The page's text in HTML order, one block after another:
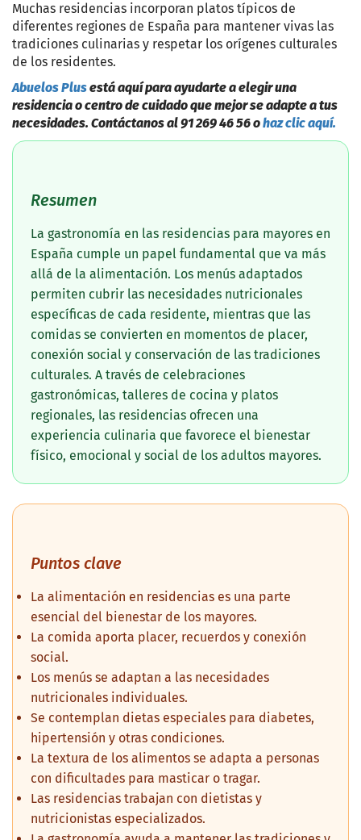
Muchas residencias incorporan platos típicos de
diferentes regiones de España para mantener vivas las
tradiciones culinarias y respetar los orígenes culturales
de los residentes.
Abuelos Plusestá aquí para ayudarte a elegir una
residencia o centro de cuidado que mejor se adapte a tus
necesidades. Contáctanos al 91 269 46 56 ohaz clic aquí.
Resumen
La gastronomía en las residencias para mayores en
España cumple un papel fundamental que va más
allá de la alimentación. Los menús adaptados
permiten cubrir las necesidades nutricionales
específicas de cada residente, mientras que las
comidas se convierten en momentos de placer,
conexión social y conservación de las tradiciones
culturales. A través de celebraciones
gastronómicas, talleres de cocina y platos
regionales, las residencias ofrecen una
experiencia culinaria que favorece el bienestar
físico, emocional y social de los adultos mayores.
Puntos clave
La alimentación en residencias es una parte
esencial del bienestar de los mayores.
La comida aporta placer, recuerdos y conexión
social.
Los menús se adaptan a las necesidades
nutricionales individuales.
Se contemplan dietas especiales para diabetes,
hipertensión y otras condiciones.
La textura de los alimentos se adapta a personas
con dificultades para masticar o tragar.
Las residencias trabajan con dietistas y
nutricionistas especializados.